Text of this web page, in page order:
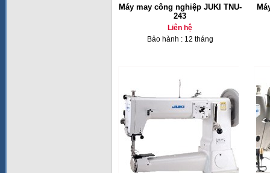
Máy may công nghiệp JUKI TNU-
243
Liên hệ
Bảo hành : 12 tháng